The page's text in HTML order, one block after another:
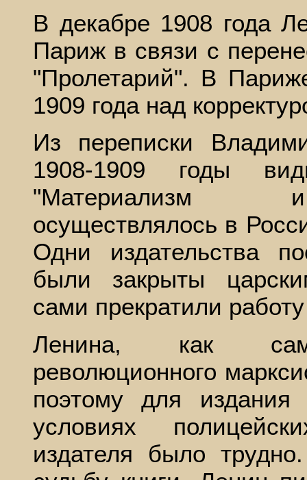
В декабре 1908 года
Париж в связи с
"Пролетарий". В
1909 года над
Из переписки
1908-1909 годы
"Материализм и
осуществлялось в
Одни издательства
были закрыты
сами прекратили
Ленина, как
революционного
поэтому для
условиях
издателя было